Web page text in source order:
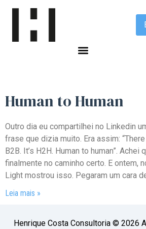
Human to Human
Outro dia eu compartilhei no Linkedin
frase que dizia muito. Era assim:
B2B. It’s H2H. Human to human”. Achei
finalmente no caminho certo. E ontem,
Light mostrou isso. Pegaram um cara
Leia mais »
Henrique Costa Consultoria © 2026